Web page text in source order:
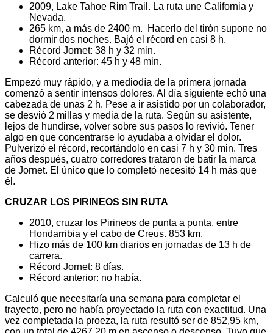
2009, Lake Tahoe Rim Trail. La ruta une California y
Nevada.
265 km, a más de 2400 m. Hacerlo del tirón supone no
dormir dos noches. Bajó el récord en casi 8 h.
Récord Jornet: 38 h y 32 min.
Récord anterior: 45 h y 48 min.
Empezó muy rápido, y a mediodía de la primera jornada
comenzó a sentir intensos dolores. Al día siguiente echó una
cabezada de unas 2 h. Pese a ir asistido por un colaborador,
se desvió 2 millas y media de la ruta. Según su asistente,
lejos de hundirse, volver sobre sus pasos lo revivió. Tener
algo en que concentrarse lo ayudaba a olvidar el dolor.
Pulverizó el récord, recortándolo en casi 7 h y 30 min. Tres
años después, cuatro corredores trataron de batir la marca
de Jornet. El único que lo completó necesitó 14 h más que
él.
CRUZAR LOS PIRINEOS SIN RUTA
2010, cruzar los Pirineos de punta a punta, entre
Hondarribia y el cabo de Creus. 853 km.
Hizo más de 100 km diarios en jornadas de 13 h de
carrera.
Récord Jornet: 8 días.
Récord anterior: no había.
Calculó que necesitaría una semana para completar el
trayecto, pero no había proyectado la ruta con exactitud. Una
vez completada la proeza, la ruta resultó ser de 852,95 km,